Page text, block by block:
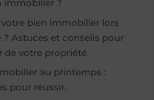
immobilier ?
bien immobilier lors
? Astuces et conseils pour
de votre propriété.
au printemps :
pour réussir.